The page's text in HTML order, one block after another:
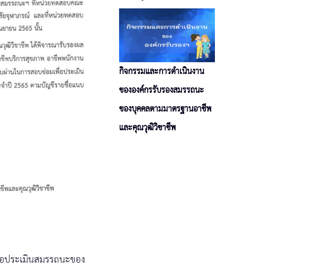
ระเมินสมรรถนะของ
กิจกรรมและการดำเนินงาน
ขององค์กรรับรองสมรรถนะ
ของบุคคลตามมาตรฐานอาชีพ
และคุณวุฒิวิชาชีพ